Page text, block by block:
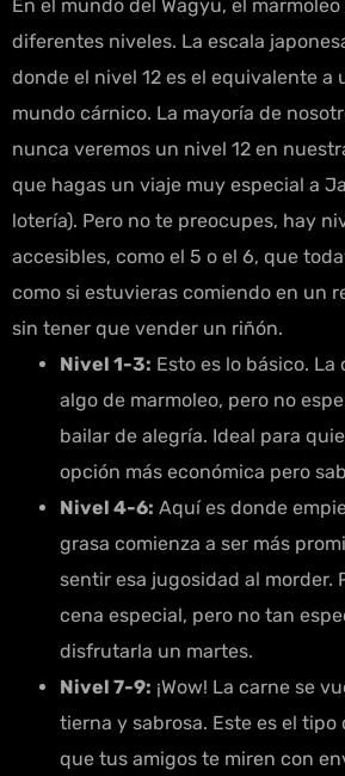
En el mundo del Wagyu, el
diferentes niveles. La escala
donde el nivel 12 es el equivalente a
mundo cárnico. La mayoría de
nunca veremos un nivel 12 en
que hagas un viaje muy especial a
lotería). Pero no te preocupes, hay
accesibles, como el 5 o el 6, que
como si estuvieras comiendo en un
sin tener que vender un riñón.
Nivel 1-3: Esto es lo básico.
algo de marmoleo, pero no
bailar de alegría. Ideal para
opción más económica pero
Nivel 4-6: Aquí es donde
grasa comienza a ser más
sentir esa jugosidad al morder.
cena especial, pero no tan
disfrutarla un martes.
Nivel 7-9: ¡Wow! La carne se
tierna y sabrosa. Este es el tipo
que tus amigos te miren con